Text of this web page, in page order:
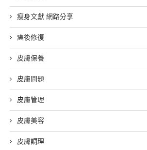
瘦身文獻 網路分享
癌後修復
皮膚保養
皮膚問題
皮膚管理
皮膚美容
皮膚調理